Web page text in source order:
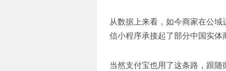
从数据上来看，如今商家在公
信小程序承接起了部分中国实
当然支付宝也用了这条路，跟